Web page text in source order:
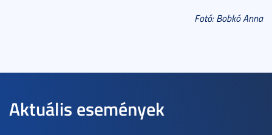
Fotó: Bobkó Anna
Aktuális események